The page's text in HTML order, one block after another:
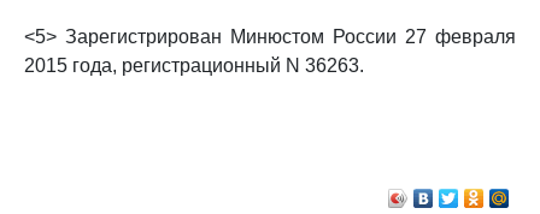
<5> Зарегистрирован Минюстом России 27 февраля
2015 года, регистрационный N 36263.